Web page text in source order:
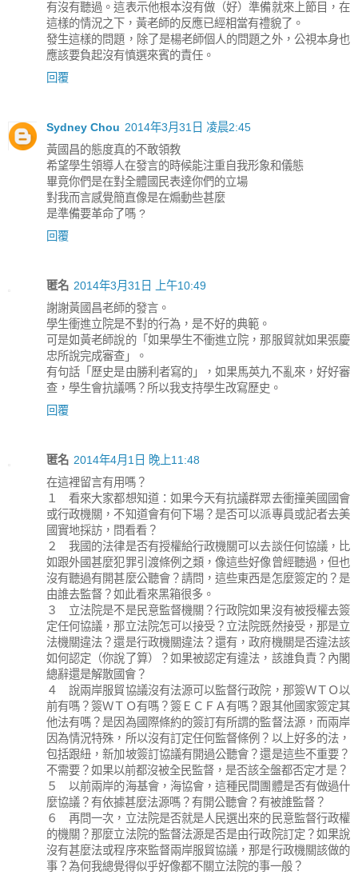
有沒有聽過。這表示他根本沒有做（好）準備就來上節目，在
這樣的情況之下，黃老師的反應已經相當有禮貌了。
發生這樣的問題，除了是楊老師個人的問題之外，公視本身也
應該要負起沒有慎選來賓的責任。
回覆
Sydney Chou 2014年3月31日 凌晨2:45
黃國昌的態度真的不敢領教
希望學生領導人在發言的時候能注重自我形象和儀態
畢竟你們是在對全體國民表達你們的立場
對我而言感覺簡直像是在煽動些甚麼
是準備要革命了嗎 ?
回覆
匿名 2014年3月31日 上午10:49
謝謝黃國昌老師的發言。
學生衝進立院是不對的行為，是不好的典範。
可是如黃老師說的「如果學生不衝進立院，那服貿就如果張慶
忠所說完成審查」。
有句話「歷史是由勝利者寫的」，如果馬英九不亂來，好好審
查，學生會抗議嗎？所以我支持學生改寫歷史。
回覆
匿名 2014年4月1日 晚上11:48
在這裡留言有用嗎？
１ 看來大家都想知道：如果今天有抗議群眾去衝撞美國國會
或行政機關，不知道會有何下場？是否可以派專員或記者去美
國實地採訪，問看看？
２ 我國的法律是否有授權給行政機關可以去談任何協議，比
如跟外國甚麼犯罪引渡條例之類，像這些好像曾經聽過，但也
沒有聽過有開甚麼公聽會？請問，這些東西是怎麼簽定的？是
由誰去監督？如此看來黑箱很多。
３ 立法院是不是民意監督機關？行政院如果沒有被授權去簽
定任何協議，那立法院怎可以接受？立法院既然接受，那是立
法機關違法？還是行政機關違法？還有，政府機關是否違法該
如何認定（你說了算）？如果被認定有違法，該誰負責？內閣
總辭還是解散國會？
４ 說兩岸服貿協議沒有法源可以監督行政院，那簽ＷＴＯ以
前有嗎？簽ＷＴＯ有嗎？簽ＥＣＦＡ有嗎？跟其他國家簽定其
他法有嗎？是因為國際條約的簽訂有所謂的監督法源，而兩岸
因為情況特殊，所以沒有訂定任何監督條例？以上好多的法，
包括跟紐，新加坡簽訂協議有開過公聽會？還是這些不重要？
不需要？如果以前都沒被全民監督，是否該全盤都否定才是？
５ 以前兩岸的海基會，海協會，這種民間團體是否有做過什
麼協議？有依據甚麼法源嗎？有開公聽會？有被誰監督？
６ 再問一次，立法院是否就是人民選出來的民意監督行政權
的機關？那麼立法院的監督法源是否是由行政院訂定？如果說
沒有甚麼法或程序來監督兩岸服貿協議，那是行政機關該做的
事？為何我總覺得似乎好像都不關立法院的事一般？